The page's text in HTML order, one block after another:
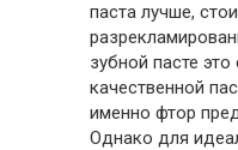
паста лучше,
зубной пасте
качественной
именно фтор
Однако для